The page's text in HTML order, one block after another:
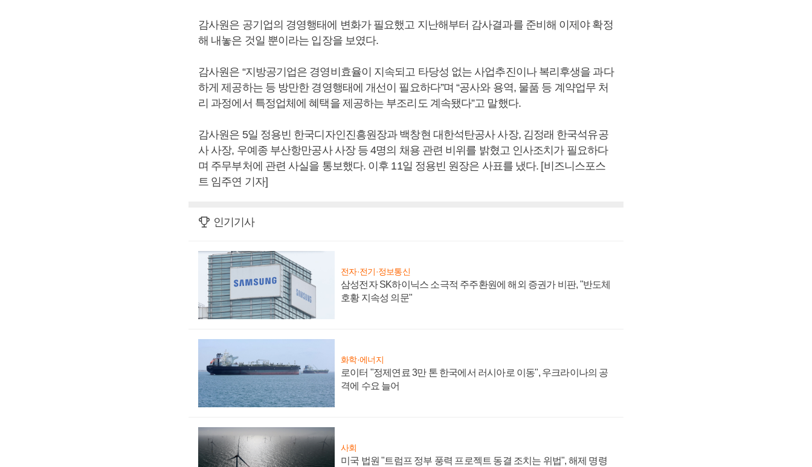
감사원은 공기업의 경영행태에 변화가 필요했고 지난해부터 감사결과를 준비해 이제야 확정
해 내놓은 것일 뿐이라는 입장을 보였다.
감사원은 “지방공기업은 경영비효율이 지속되고 타당성 없는 사업추진이나 복리후생을 과다
하게 제공하는 등 방만한 경영행태에 개선이 필요하다”며 “공사와 용역, 물품 등 계약업무 처
리 과정에서 특정업체에 혜택을 제공하는 부조리도 계속됐다”고 말했다.
감사원은 5일 정용빈 한국디자인진흥원장과 백창현 대한석탄공사 사장, 김정래 한국석유공
사 사장, 우예종 부산항만공사 사장 등 4명의 채용 관련 비위를 밝혔고 인사조치가 필요하다
며 주무부처에 관련 사실을 통보했다. 이후 11일 정용빈 원장은 사표를 냈다. [비즈니스포스
트 임주연 기자]
인기기사
전자·전기·정보통신
삼성전자 SK하이닉스 소극적 주주환원에 해외 증권가 비판, "반도체
호황 지속성 의문"
화학·에너지
로이터 "정제연료 3만 톤 한국에서 러시아로 이동", 우크라이나의 공
격에 수요 늘어
사회
미국 법원 "트럼프 정부 풍력 프로젝트 동결 조치는 위법", 해제 명령